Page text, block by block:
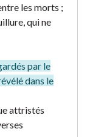
les morts ;
qui ne
par le
dans le
attristés